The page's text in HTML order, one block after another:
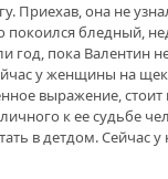
Приехав, она не
покоился бледный,
год, пока Валентин
у женщины на
выражение,
к ее судьбе
в детдом. Сейчас у